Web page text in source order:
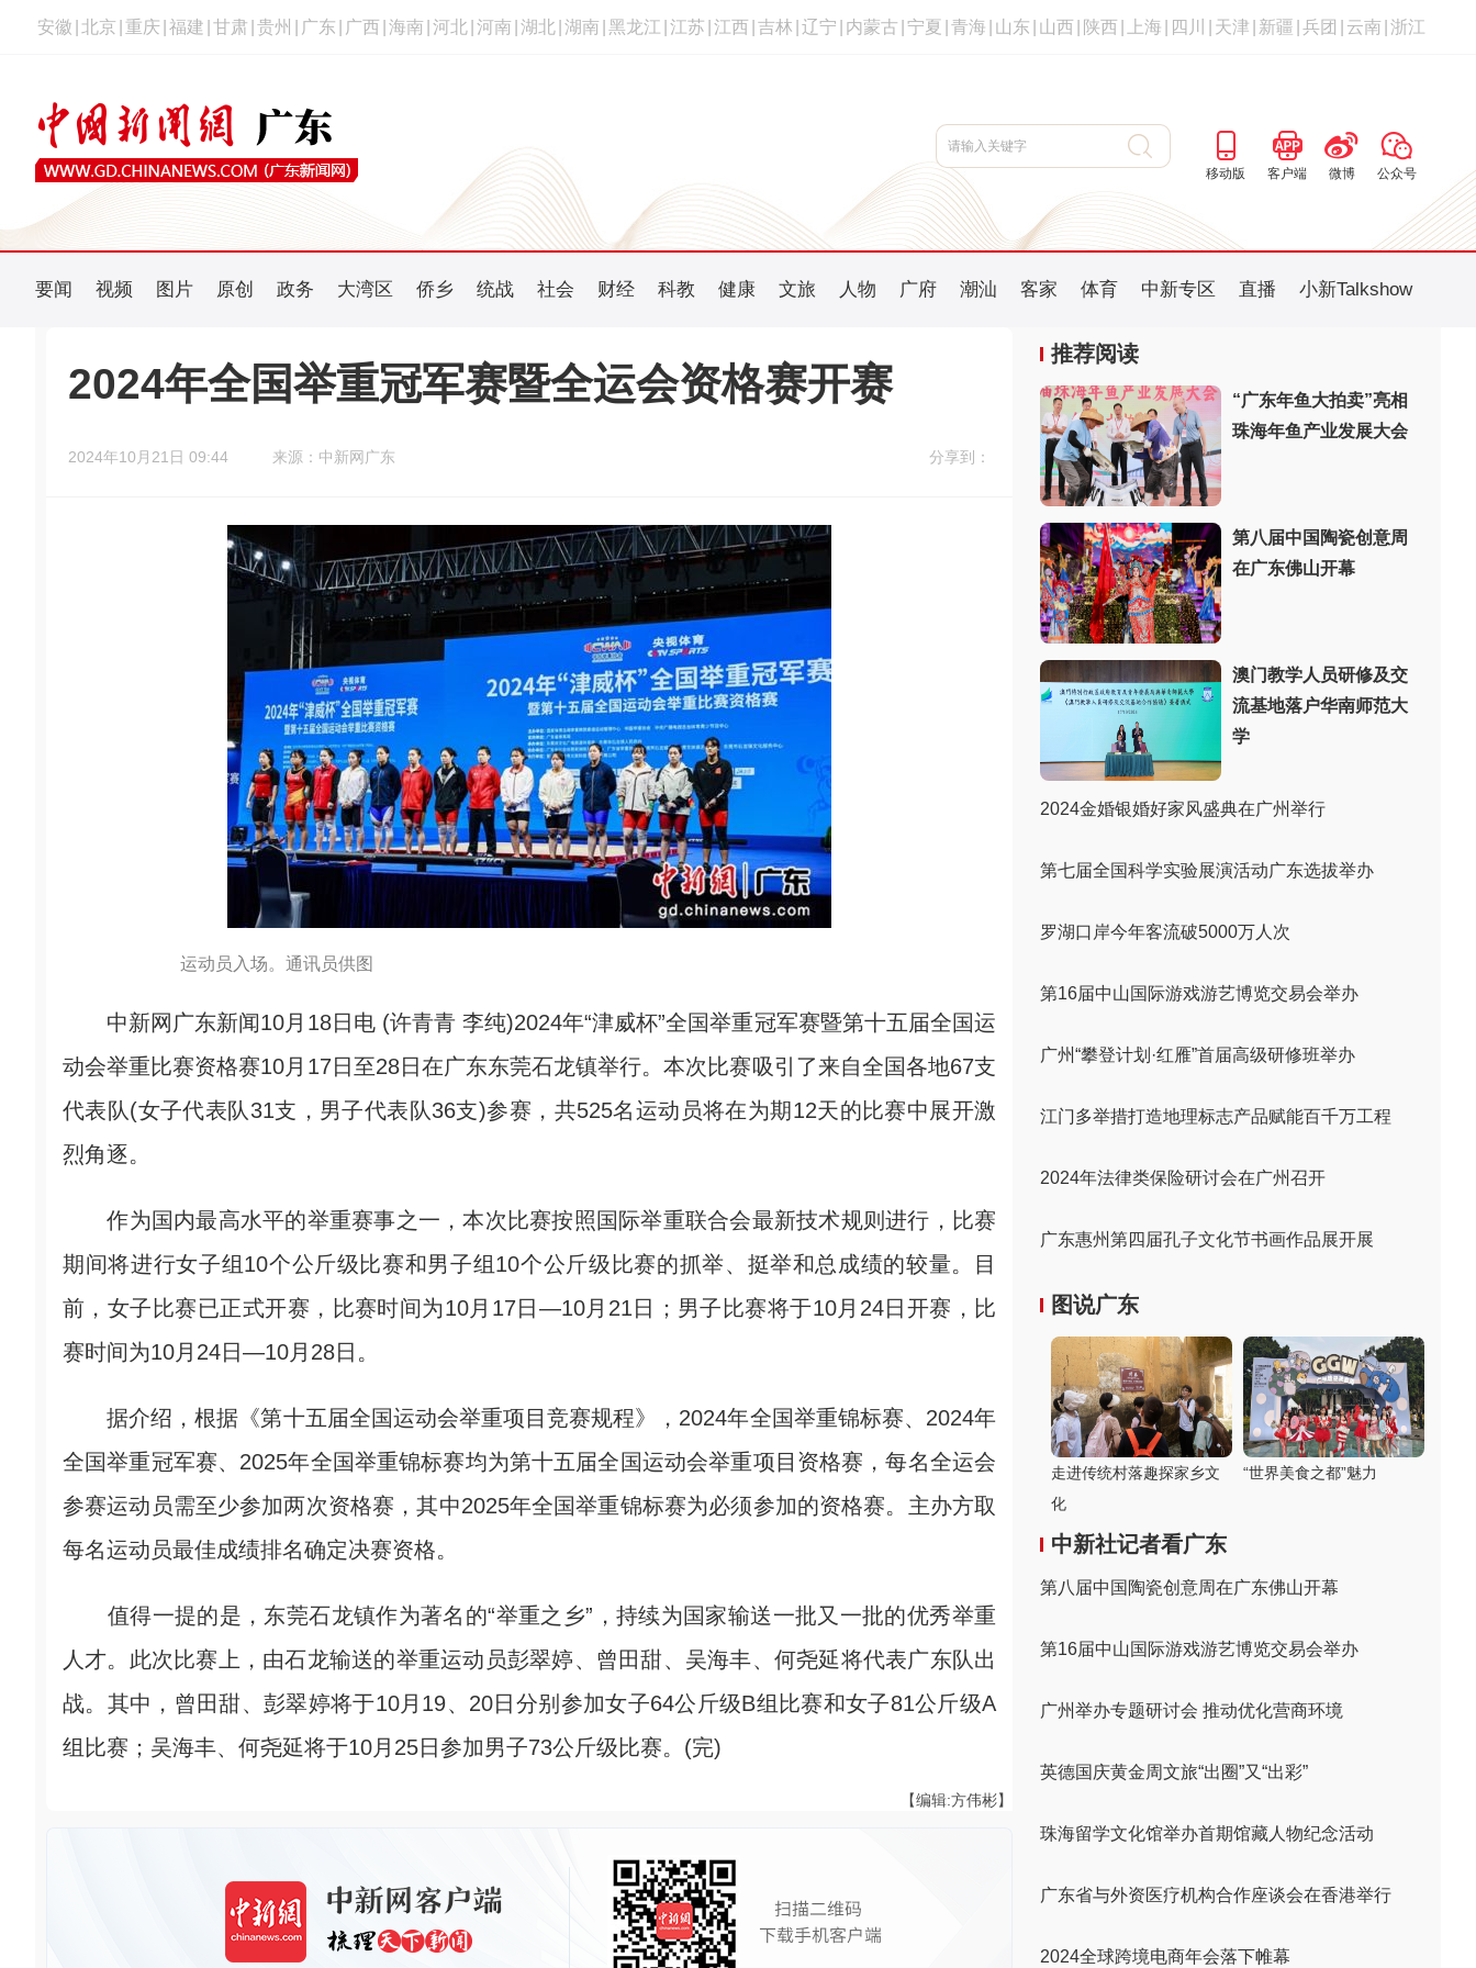
安徽 北京 重庆 福建 甘肃 贵州 广东 广西 海南 河北 河南 湖北 湖南 黑龙江 江苏 江西 吉林 辽宁 内蒙古 宁夏 青海 山东 山西 陕西 上海 四川 天津 新疆 兵团 云南 浙江
移动版 客户端 微博 公众号
要闻 视频 图片 原创 政务 大湾区 侨乡 统战 社会 财经 科教 健康 文旅 人物 广府 潮汕 客家 体育 中新专区 直播 小新Talkshow
2024年全国举重冠军赛暨全运会资格赛开赛
2024年10月21日 09:44 来源：中新网广东 分享到：
运动员入场。通讯员供图
中新网广东新闻10月18日电 (许青青 李纯)2024年“津威杯”全国举重冠军赛暨第十五届全国运
动会举重比赛资格赛10月17日至28日在广东东莞石龙镇举行。本次比赛吸引了来自全国各地67支
代表队(女子代表队31支，男子代表队36支)参赛，共525名运动员将在为期12天的比赛中展开激
烈角逐。
作为国内最高水平的举重赛事之一，本次比赛按照国际举重联合会最新技术规则进行，比赛
期间将进行女子组10个公斤级比赛和男子组10个公斤级比赛的抓举、挺举和总成绩的较量。目
前，女子比赛已正式开赛，比赛时间为10月17日—10月21日；男子比赛将于10月24日开赛，比
赛时间为10月24日—10月28日。
据介绍，根据《第十五届全国运动会举重项目竞赛规程》，2024年全国举重锦标赛、2024年
全国举重冠军赛、2025年全国举重锦标赛均为第十五届全国运动会举重项目资格赛，每名全运会
参赛运动员需至少参加两次资格赛，其中2025年全国举重锦标赛为必须参加的资格赛。主办方取
每名运动员最佳成绩排名确定决赛资格。
值得一提的是，东莞石龙镇作为著名的“举重之乡”，持续为国家输送一批又一批的优秀举重
人才。此次比赛上，由石龙输送的举重运动员彭翠婷、曾田甜、吴海丰、何尧延将代表广东队出
战。其中，曾田甜、彭翠婷将于10月19、20日分别参加女子64公斤级B组比赛和女子81公斤级A
组比赛；吴海丰、何尧延将于10月25日参加男子73公斤级比赛。(完)
【编辑:方伟彬】
推荐阅读
“广东年鱼大拍卖”亮相
珠海年鱼产业发展大会
第八届中国陶瓷创意周
在广东佛山开幕
澳门教学人员研修及交
流基地落户华南师范大
学
2024金婚银婚好家风盛典在广州举行
第七届全国科学实验展演活动广东选拔举办
罗湖口岸今年客流破5000万人次
第16届中山国际游戏游艺博览交易会举办
广州“攀登计划·红雁”首届高级研修班举办
江门多举措打造地理标志产品赋能百千万工程
2024年法律类保险研讨会在广州召开
广东惠州第四届孔子文化节书画作品展开展
图说广东
走进传统村落趣探家乡文
化
“世界美食之都”魅力
中新社记者看广东
第八届中国陶瓷创意周在广东佛山开幕
第16届中山国际游戏游艺博览交易会举办
广州举办专题研讨会 推动优化营商环境
英德国庆黄金周文旅“出圈”又“出彩”
珠海留学文化馆举办首期馆藏人物纪念活动
广东省与外资医疗机构合作座谈会在香港举行
2024全球跨境电商年会落下帷幕